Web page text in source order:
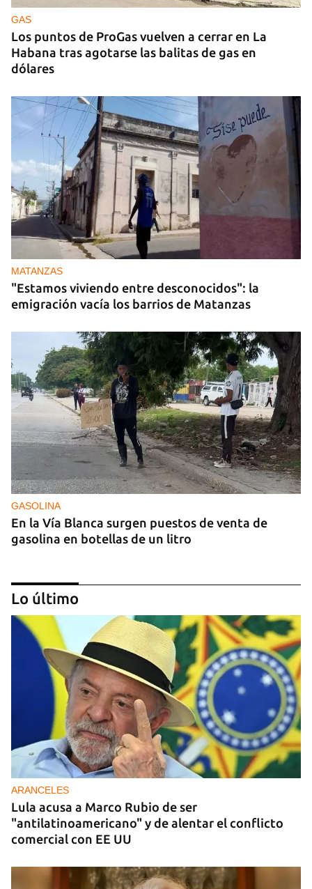
GAS
Los puntos de ProGas vuelven a cerrar en La
Habana tras agotarse las balitas de gas en
dólares
MATANZAS
"Estamos viviendo entre desconocidos": la
emigración vacía los barrios de Matanzas
GASOLINA
En la Vía Blanca surgen puestos de venta de
gasolina en botellas de un litro
DONACIONES
China entrega otros 5.000 sistemas fotovoltaicos
para zonas rurales de Cuba
Lo último
ARANCELES
Lula acusa a Marco Rubio de ser
"antilatinoamericano" y de alentar el conflicto
comercial con EE UU